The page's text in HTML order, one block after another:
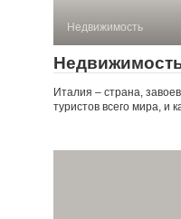
Недвижимость
Италия – страна,
туристов всего мира, и